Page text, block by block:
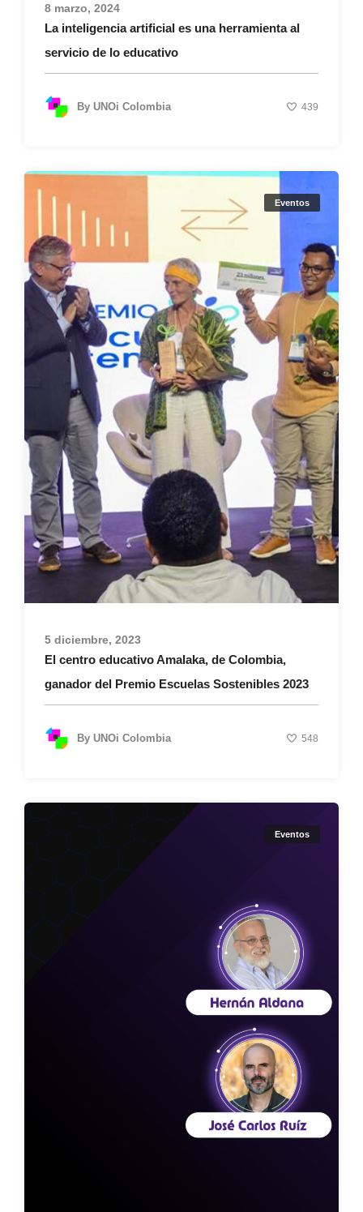
8 marzo, 2024
La inteligencia artificial es una herramienta al
servicio de lo educativo
By UNOi Colombia 439
Eventos
5 diciembre, 2023
El centro educativo Amalaka, de Colombia,
ganador del Premio Escuelas Sostenibles 2023
By UNOi Colombia 548
Eventos